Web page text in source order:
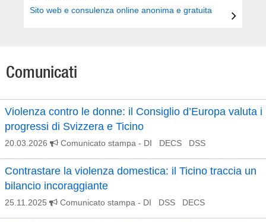
Sito web e consulenza online anonima e gratuita
Comunicati
Violenza contro le donne: il Consiglio d’Europa valuta i
progressi di Svizzera e Ticino
20.03.2026 Comunicato stampa - DI DECS DSS
Contrastare la violenza domestica: il Ticino traccia un
bilancio incoraggiante
25.11.2025 Comunicato stampa - DI DSS DECS